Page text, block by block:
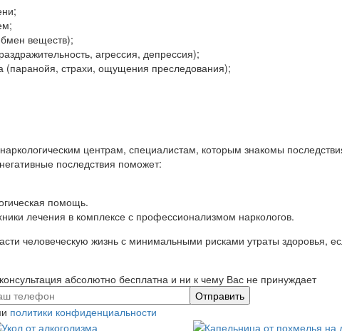
веществ);
агрессия, депрессия);
(паранойя, страхи, ощущения преследования);
центрам, специалистам, которым знакомы
последствия поможет:
помощь.
лечения в комплексе с профессионализмом наркологов.
человеческую жизнь с минимальными рисками утраты здоровья,
абсолютно бесплатна и ни к чему Вас не принуждает
политики конфиденциальности